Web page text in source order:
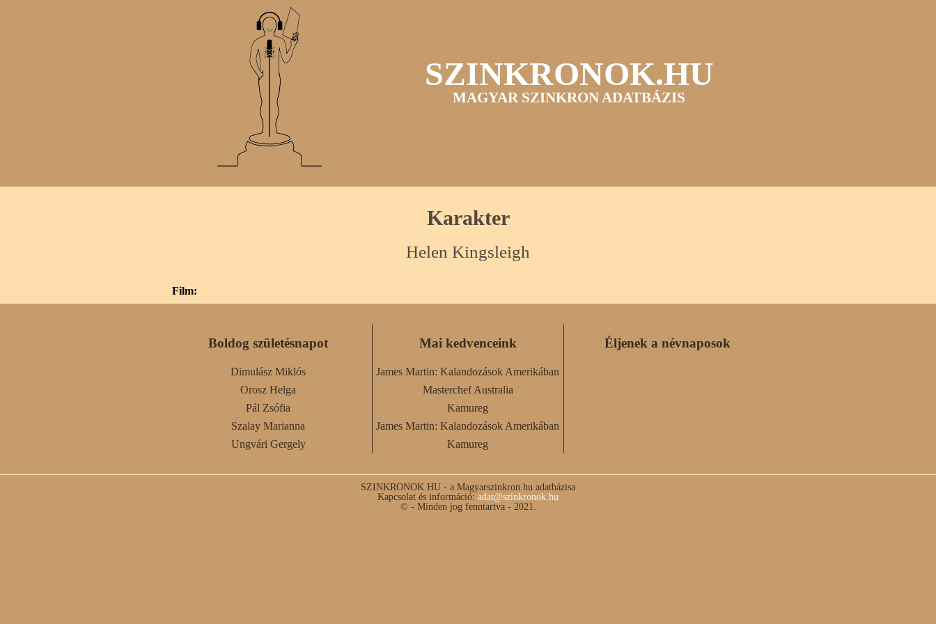
SZINKRONOK.HU
MAGYAR SZINKRON ADATBÁZIS
Karakter
Helen Kingsleigh
Film:
Boldog születésnapot
Dimulász Miklós
Orosz Helga
Pál Zsófia
Szalay Marianna
Ungvári Gergely
Mai kedvenceink
James Martin: Kalandozások Amerikában
Masterchef Australia
Kamureg
James Martin: Kalandozások Amerikában
Kamureg
Éljenek a névnaposok
SZINKRONOK.HU - a Magyarszinkron.hu adatbázisa
Kapcsolat és információ: adat@szinkronok.hu
© - Minden jog fenntartva - 2021.